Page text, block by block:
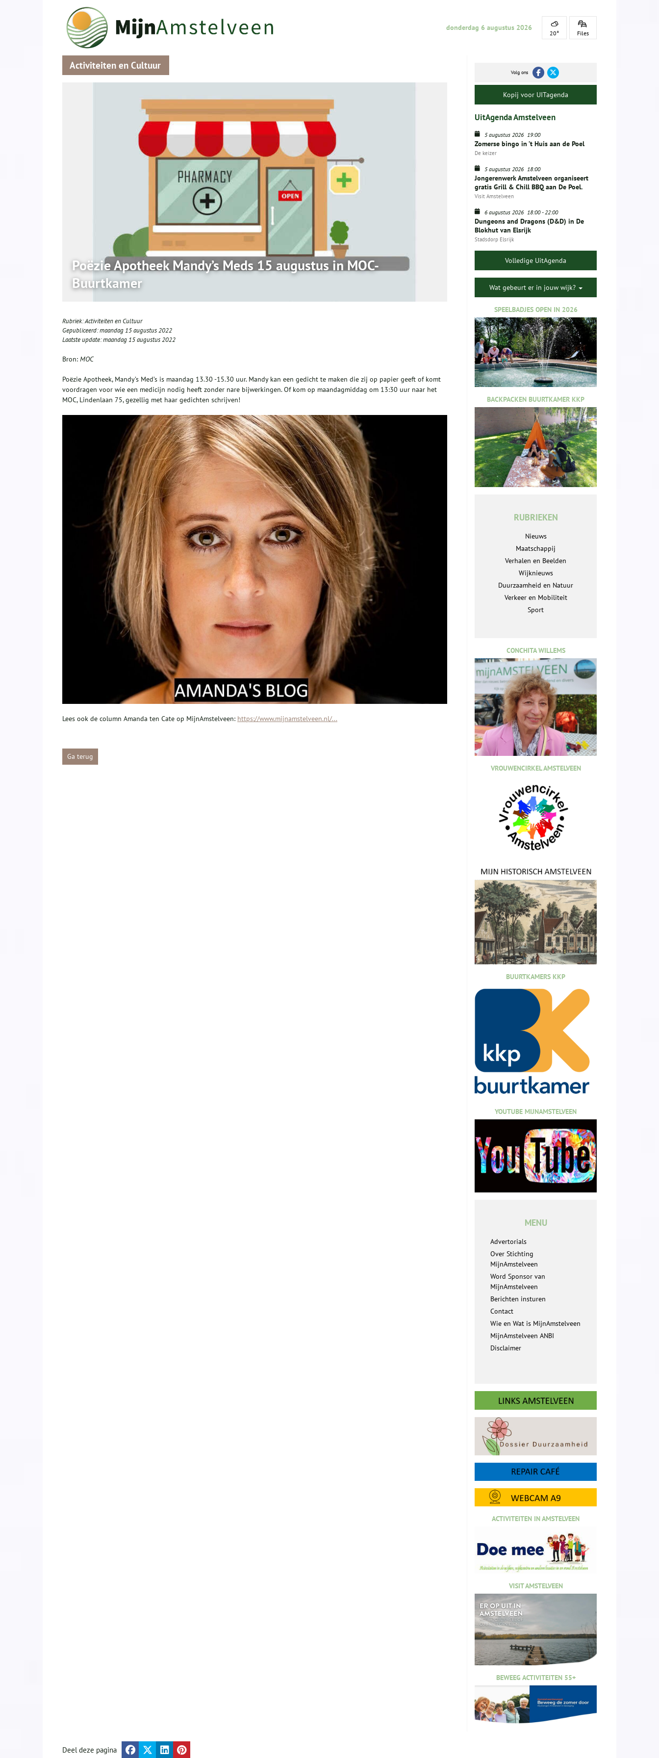
donderdag 6 augustus 2026
20° Files
Activiteiten en Cultuur
Poëzie Apotheek Mandy’s Meds 15 augustus in MOC-
Buurtkamer
Rubriek:Activiteiten en Cultuur
Gepubliceerd:maandag 15 augustus 2022
Laatste update:maandag 15 augustus 2022
Bron: MOC
Poëzie Apotheek, Mandy’s Med’s is maandag 13.30 -15.30 uur. Mandy kan een gedicht te maken die zij op papier geeft of komt
voordragen voor wie een medicijn nodig heeft zonder nare bijwerkingen. Of kom op maandagmiddag om 13:30 uur naar het
MOC, Lindenlaan 75, gezellig met haar gedichten schrijven!
Lees ook de column Amanda ten Cate op MijnAmstelveen: https://www.mijnamstelveen.nl/...
Ga terug
Volg ons
Kopij voor UITagenda
UitAgenda Amstelveen
5 augustus 2026 19:00
Zomerse bingo in ’t Huis aan de Poel
De keizer
5 augustus 2026 18:00
Jongerenwerk Amstelveen organiseert
gratis Grill & Chill BBQ aan De Poel.
Visit Amstelveen
6 augustus 2026 18:00-22:00
Dungeons and Dragons (D&D) in De
Blokhut van Elsrijk
Stadsdorp Elsrijk
Volledige UitAgenda
Wat gebeurt er in jouw wijk?
SPEELBADJES OPEN IN 2026
BACKPACKEN BUURTKAMER KKP
RUBRIEKEN
Nieuws
Maatschappij
Verhalen en Beelden
Wijknieuws
Duurzaamheid en Natuur
Verkeer en Mobiliteit
Sport
CONCHITA WILLEMS
VROUWENCIRKEL AMSTELVEEN
BUURTKAMERS KKP
YOUTUBE MIJNAMSTELVEEN
MENU
Advertorials
Over Stichting
MijnAmstelveen
Word Sponsor van
MijnAmstelveen
Berichten insturen
Contact
Wie en Wat is MijnAmstelveen
MijnAmstelveen ANBI
Disclaimer
ACTIVITEITEN IN AMSTELVEEN
VISIT AMSTELVEEN
BEWEEG ACTIVITEITEN 55+
Deel deze pagina